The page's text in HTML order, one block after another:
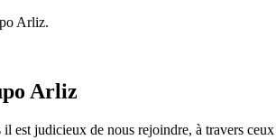
Arliz.
Arliz
est judicieux de nous rejoindre, à travers